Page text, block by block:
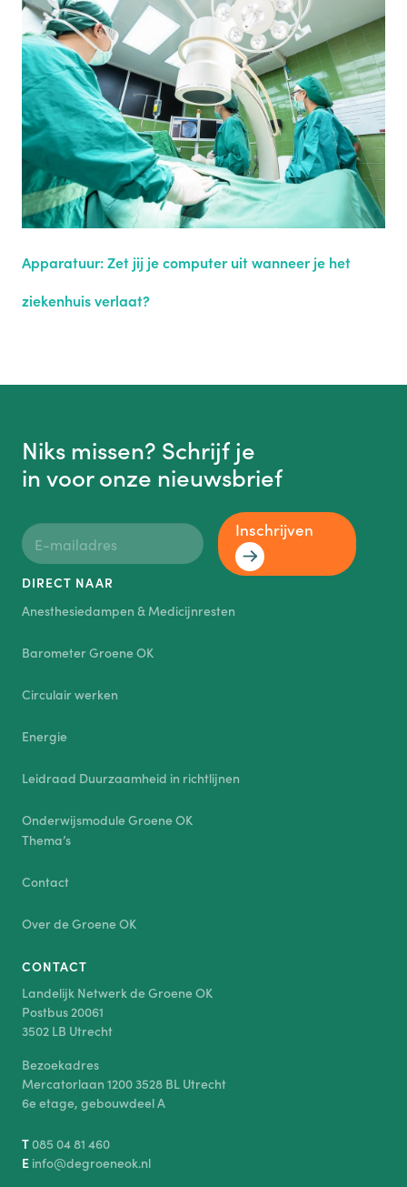
Apparatuur: Zet jij je computer uit wanneer je het
ziekenhuis verlaat?
Niks missen? Schrijf je
in voor onze nieuwsbrief
Inschrijven
DIRECT NAAR
Anesthesiedampen & Medicijnresten
Barometer Groene OK
Circulair werken
Energie
Leidraad Duurzaamheid in richtlijnen
Onderwijsmodule Groene OK
Thema’s
Contact
Over de Groene OK
CONTACT
Landelijk Netwerk de Groene OK
Postbus 20061
3502 LB Utrecht
Bezoekadres
Mercatorlaan 1200 3528 BL Utrecht
6e etage, gebouwdeel A
T085 04 81 460
E info@degroeneok.nl